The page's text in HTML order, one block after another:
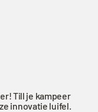
Till je kampeer
innovatie luifel.